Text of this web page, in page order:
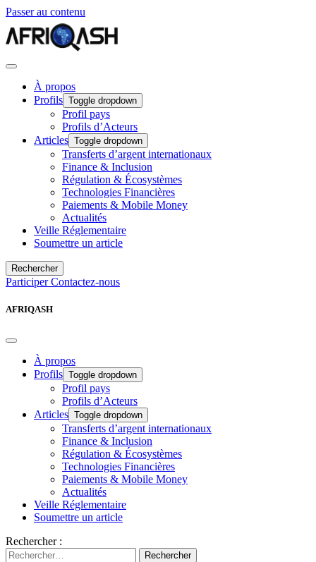
Passer au contenu
À propos
Profils Toggle dropdown
Profil pays
Profils d’Acteurs
Articles Toggle dropdown
Transferts d’argent internationaux
Finance & Inclusion
Régulation & Écosystèmes
Technologies Financières
Paiements & Mobile Money
Actualités
Veille Réglementaire
Soumettre un article
Rechercher
ParticiperContactez-nous
AFRIQASH
À propos
Profils Toggle dropdown
Profil pays
Profils d’Acteurs
Articles Toggle dropdown
Transferts d’argent internationaux
Finance & Inclusion
Régulation & Écosystèmes
Technologies Financières
Paiements & Mobile Money
Actualités
Veille Réglementaire
Soumettre un article
Rechercher :
Rechercher